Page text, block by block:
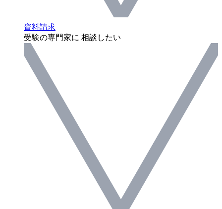
資料請求
受験の専門家に 相談したい